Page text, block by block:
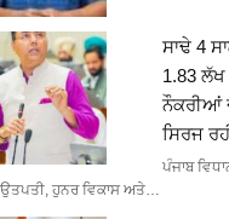
ਸਾਢੇ 4
1.83
ਨੌਕਰੀਆਂ
ਸਿਰਜ
ਪੰਜਾਬ
ਉਤਪਤੀ, ਹੁਨਰ ਵਿਕਾਸ ਅਤੇ…